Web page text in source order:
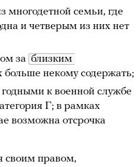
многодетной семьи, где
и четверым из них нет
за близким
больше некому содержать;
к военной службе
Г; в рамках
возможна отсрочка
своим правом,